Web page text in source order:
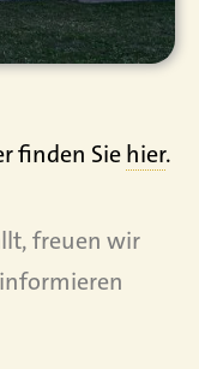
finden Siehier.
freuen wir